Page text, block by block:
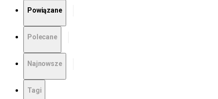
Powiązane
Polecane
Najnowsze
Tagi